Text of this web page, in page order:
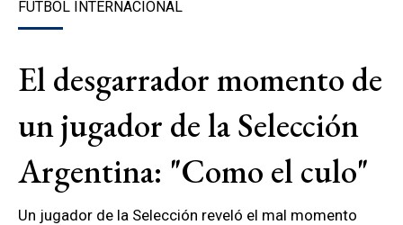
FÚTBOL INTERNACIONAL
El desgarrador momento de
un jugador de la Selección
Argentina: "Como el culo"
Un jugador de la Selección reveló el mal momento